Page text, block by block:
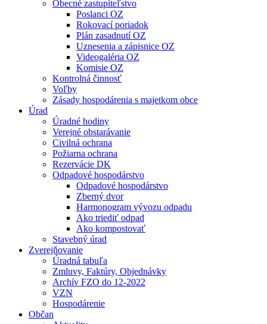
Obecné zastupiteľstvo
Poslanci OZ
Rokovací poriadok
Plán zasadnutí OZ
Uznesenia a zápisnice OZ
Videogaléria OZ
Komisie OZ
Kontrolná činnosť
Voľby
Zásady hospodárenia s majetkom obce
Úrad
Úradné hodiny
Verejné obstarávanie
Civilná ochrana
Požiarna ochrana
Rezervácie DK
Odpadové hospodárstvo
Odpadové hospodárstvo
Zberný dvor
Harmonogram vývozu odpadu
Ako triediť odpad
Ako kompostovať
Stavebný úrad
Zverejňovanie
Úradná tabuľa
Zmluvy, Faktúry, Objednávky
Archív FZO do 12-2022
VZN
Hospodárenie
Občan